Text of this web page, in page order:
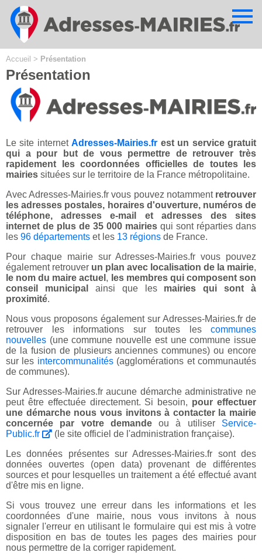
Accueil > Présentation
Présentation
Le site internetAdresses-Mairies.fr est un service gratuit
qui a pour but de vous permettre de retrouver très
rapidement les coordonnées officielles de toutes les
mairies situées sur le territoire de la France métropolitaine.
Avec Adresses-Mairies.fr vous pouvez notamment retrouver
les adresses postales, horaires d'ouverture, numéros de
téléphone, adresses e-mail et adresses des sites
internet de plus de 35 000 mairies qui sont réparties dans
les 96 départements et les 13 régions de France.
Pour chaque mairie sur Adresses-Mairies.fr vous pouvez
également retrouver un plan avec localisation de la mairie,
le nom du maire actuel , les membres qui composent son
conseil municipal
ainsi que les mairies qui sont à
proximité.
Nous vous proposons également sur Adresses-Mairies.fr de
retrouver les informations sur toutes les communes
nouvelles (une commune nouvelle est une commune issue
de la fusion de plusieurs anciennes communes) ou encore
sur les intercommunalités(agglomérations et communautés
de communes).
Sur Adresses-Mairies.fr aucune démarche administrative ne
peut être effectuée directement. Si besoin, pour effectuer
une démarche nous vous invitons à contacter la mairie
concernée par votre demandeou à utiliser Service-
Public.fr
(le site officiel de l'administration française).
Les données présentes sur Adresses-Mairies.fr sont des
données ouvertes (open data) provenant de différentes
sources et pour lesquelles un traitement a été effectué avant
d'être mis en ligne.
Si vous trouvez une erreur dans les informations et les
coordonnées d'une mairie, nous vous invitons à nous
signaler l'erreur en utilisant le formulaire qui est mis à votre
disposition en bas de toutes les pages des mairies pour
nous permettre de la corriger rapidement.
Cookies management panel